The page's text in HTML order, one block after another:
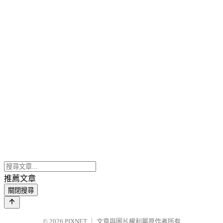
推薦文章
關閉搜尋
© 2026 PIXNET 文章與圖片權利屬原作者所有